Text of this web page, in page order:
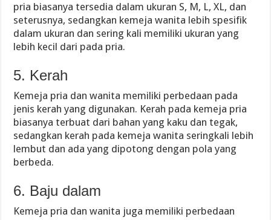
pria biasanya tersedia dalam ukuran S, M, L, XL, dan
seterusnya, sedangkan kemeja wanita lebih spesifik
dalam ukuran dan sering kali memiliki ukuran yang
lebih kecil dari pada pria.
5. Kerah
Kemeja pria dan wanita memiliki perbedaan pada
jenis kerah yang digunakan. Kerah pada kemeja pria
biasanya terbuat dari bahan yang kaku dan tegak,
sedangkan kerah pada kemeja wanita seringkali lebih
lembut dan ada yang dipotong dengan pola yang
berbeda.
6. Baju dalam
Kemeja pria dan wanita juga memiliki perbedaan